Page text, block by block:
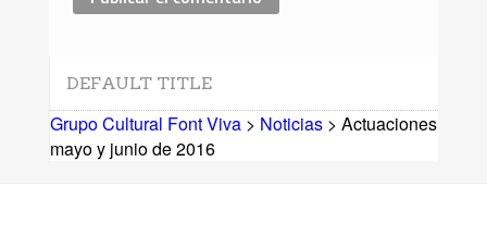
DEFAULT TITLE
Grupo Cultural Font Viva> Noticias> Actuaciones
mayo y junio de 2016